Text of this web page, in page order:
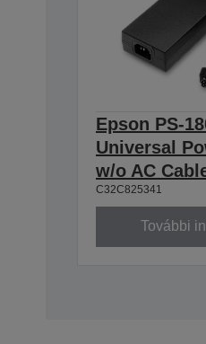
Epson PS-
Universal
w/o AC
C32C825341
További